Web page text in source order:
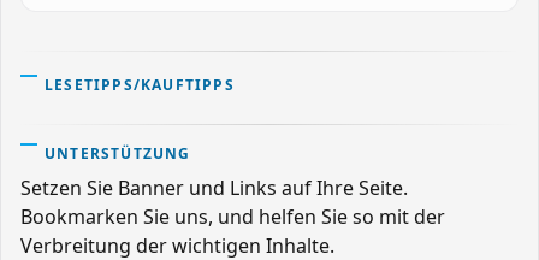
LESETIPPS/KAUFTIPPS
UNTERSTÜTZUNG
Setzen Sie Banner und Links auf Ihre Seite.
Bookmarken Sie uns, und helfen Sie so mit der
Verbreitung der wichtigen Inhalte.